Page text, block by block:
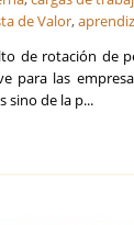
de Valor,
de rotación de
para las
sino de la p...